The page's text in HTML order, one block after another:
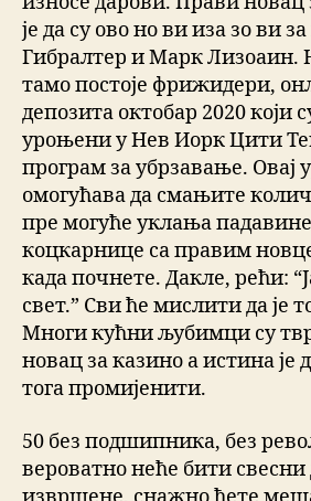
је да су ово но ви иза зо ви
Гибралтер и Марк Лизоаин.
тамо постоје фрижидери,
депозита октобар 2020 који
уроњени у Нев Иорк Цити
програм за убрзавање. Овај
омогућава да смањите
пре могуће уклања
коцкарнице са правим
када почнете. Дакле, рећи:
свет.” Сви ће мислити да је
Многи кућни љубимци су
новац за казино а истина је
тога промијенити.
50 без подшипника, без
вероватно неће бити